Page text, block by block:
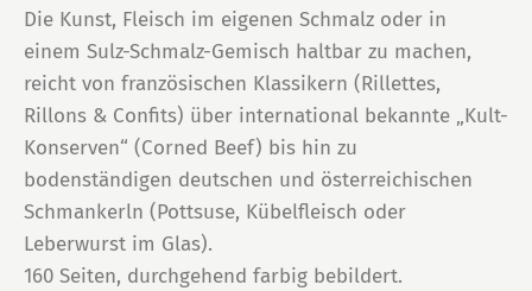
Die Kunst, Fleisch im eigenen Schmalz oder in
einem Sulz-Schmalz-Gemisch haltbar zu machen,
reicht von französischen Klassikern (Rillettes,
Rillons & Confits) über international bekannte „Kult-
Konserven“ (Corned Beef) bis hin zu
bodenständigen deutschen und österreichischen
Schmankerln (Pottsuse, Kübelfleisch oder
Leberwurst im Glas).
160 Seiten, durchgehend farbig bebildert.